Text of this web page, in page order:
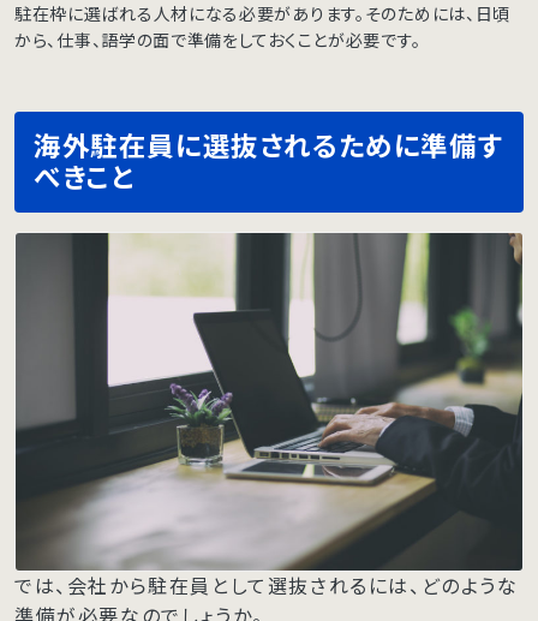
駐在枠に選ばれる人材になる必要があります。そのためには、日頃
から、仕事、語学の面で準備をしておくことが必要です。
海外駐在員に選抜されるために準備す
べきこと
では、会社から駐在員として選抜されるには、どのような